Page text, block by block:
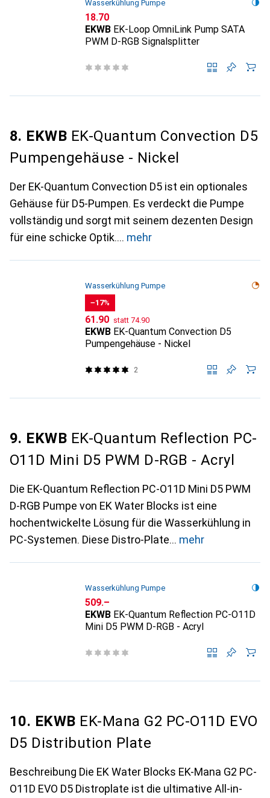
Wasserkühlung Pumpe
CHF
18.70
EKWB EK-Loop OmniLink Pump SATA
PWM D-RGB Signalsplitter
8. EKWB EK-Quantum Convection D5
Pumpengehäuse - Nickel
Der EK-Quantum Convection D5 ist ein optionales
Gehäuse für D5-Pumpen. Es verdeckt die Pumpe
vollständig und sorgt mit seinem dezenten Design
für eine schicke Optik.
mehr
Wasserkühlung Pumpe
−17%
CHF
61.90 statt CHF
74.90
EKWB EK-Quantum Convection D5
Pumpengehäuse - Nickel
2
9. EKWB EK-Quantum Reflection PC-
O11D Mini D5 PWM D-RGB - Acryl
Die EK-Quantum Reflection PC-O11D Mini D5 PWM
D-RGB Pumpe von EK Water Blocks ist eine
hochentwickelte Lösung für die Wasserkühlung in
PC-Systemen. Diese Distro-Plate
mehr
Wasserkühlung Pumpe
CHF
509.–
EKWB EK-Quantum Reflection PC-O11D
Mini D5 PWM D-RGB - Acryl
10. EKWB EK-Mana G2 PC-O11D EVO
D5 Distribution Plate
Beschreibung Die EK Water Blocks EK-Mana G2 PC-
O11D EVO D5 Distroplate ist die ultimative All-in-